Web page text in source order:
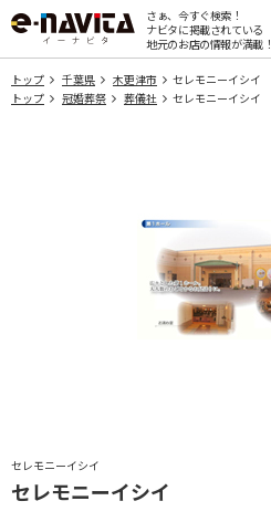
さぁ、今すぐ検索！
ナビタに掲載されている
地元のお店の情報が満載！
トップ 千葉県 木更津市
セレモニーイシイ
トップ
冠婚葬祭 葬儀社 セレモニーイシイ
セレモニーイシイ
セレモニーイシイ